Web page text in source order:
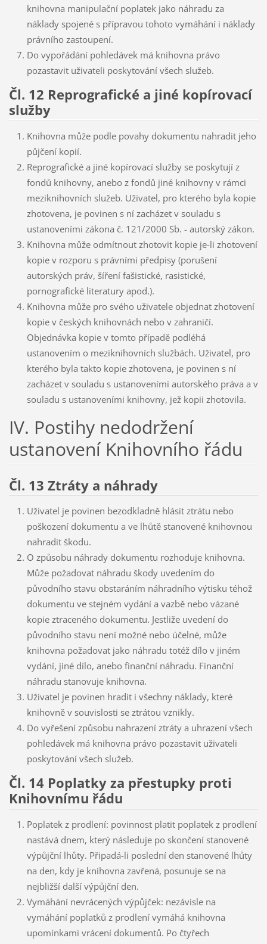
knihovna manipulační poplatek jako náhradu za
náklady spojené s přípravou tohoto vymáhání i náklady
právního zastoupení.
Do vypořádání pohledávek má knihovna právo
pozastavit uživateli poskytování všech služeb.
Čl. 12 Reprografické a jiné kopírovací
služby
Knihovna může podle povahy dokumentu nahradit jeho
půjčení kopií.
Reprografické a jiné kopírovací služby se poskytují z
fondů knihovny, anebo z fondů jiné knihovny v rámci
meziknihovních služeb. Uživatel, pro kterého byla kopie
zhotovena, je povinen s ní zacházet v souladu s
ustanoveními zákona č. 121/2000 Sb. - autorský zákon.
Knihovna může odmítnout zhotovit kopie je-li zhotovení
kopie v rozporu s právními předpisy (porušení
autorských práv, šíření fašistické, rasistické,
pornografické literatury apod.).
Knihovna může pro svého uživatele objednat zhotovení
kopie v českých knihovnách nebo v zahraničí.
Objednávka kopie v tomto případě podléhá
ustanovením o meziknihovních službách. Uživatel, pro
kterého byla takto kopie zhotovena, je povinen s ní
zacházet v souladu s ustanoveními autorského práva a v
souladu s ustanoveními knihovny, jež kopii zhotovila.
IV. Postihy nedodržení
ustanovení Knihovního řádu
Čl. 13 Ztráty a náhrady
Uživatel je povinen bezodkladně hlásit ztrátu nebo
poškození dokumentu a ve lhůtě stanovené knihovnou
nahradit škodu.
O způsobu náhrady dokumentu rozhoduje knihovna.
Může požadovat náhradu škody uvedením do
původního stavu obstaráním náhradního výtisku téhož
dokumentu ve stejném vydání a vazbě nebo vázané
kopie ztraceného dokumentu. Jestliže uvedení do
původního stavu není možné nebo účelné, může
knihovna požadovat jako náhradu totéž dílo v jiném
vydání, jiné dílo, anebo finanční náhradu. Finanční
náhradu stanovuje knihovna.
Uživatel je povinen hradit i všechny náklady, které
knihovně v souvislosti se ztrátou vznikly.
Do vyřešení způsobu nahrazení ztráty a uhrazení všech
pohledávek má knihovna právo pozastavit uživateli
poskytování všech služeb.
Čl. 14 Poplatky za přestupky proti
Knihovnímu řádu
Poplatek z prodlení: povinnost platit poplatek z prodlení
nastává dnem, který následuje po skončení stanovené
výpůjční lhůty. Připadá-li poslední den stanovené lhůty
na den, kdy je knihovna zavřená, posunuje se na
nejbližší další výpůjční den.
Vymáhání nevrácených výpůjček: nezávisle na
vymáhání poplatků z prodlení vymáhá knihovna
upomínkami vrácení dokumentů. Po čtyřech